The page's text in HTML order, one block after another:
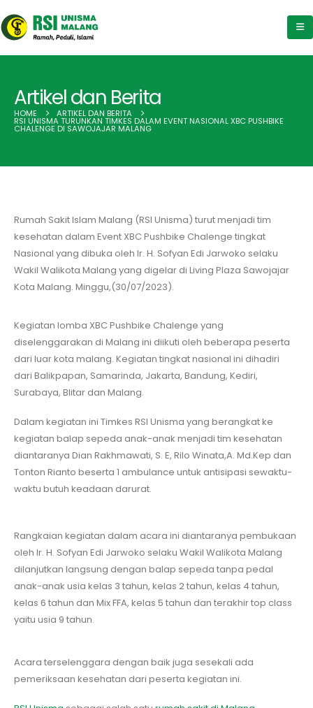
Artikel dan Berita
HOME ARTIKEL DAN BERITA
RSI UNISMA TURUNKAN TIMKES DALAM EVENT NASIONAL XBC PUSHBIKE
CHALENGE DI SAWOJAJAR MALANG
Rumah Sakit Islam Malang (RSI Unisma) turut menjadi tim
kesehatan dalam Event XBC Pushbike Chalenge tingkat
Nasional yang dibuka oleh Ir. H. Sofyan Edi Jarwoko selaku
Wakil Walikota Malang yang digelar di Living Plaza Sawojajar
Kota Malang. Minggu,(30/07/2023).
Kegiatan lomba XBC Pushbike Chalenge yang
diselenggarakan di Malang ini diikuti oleh beberapa peserta
dari luar kota malang. Kegiatan tingkat nasional ini dihadiri
dari Balikpapan, Samarinda, Jakarta, Bandung, Kediri,
Surabaya, Blitar dan Malang.
Dalam kegiatan ini Timkes RSI Unisma yang berangkat ke
kegiatan balap sepeda anak-anak menjadi tim kesehatan
diantaranya Dian Rakhmawati, S. E, Rilo Winata,A. Md.Kep dan
Tonton Rianto beserta 1 ambulance untuk antisipasi sewaktu-
waktu butuh keadaan darurat.
Rangkaian kegiatan dalam acara ini diantaranya pembukaan
oleh Ir. H. Sofyan Edi Jarwoko selaku Wakil Walikota Malang
dilanjutkan langsung dengan balap sepeda tanpa pedal
anak-anak usia kelas 3 tahun, kelas 2 tahun, kelas 4 tahun,
kelas 6 tahun dan Mix FFA, kelas 5 tahun dan terakhir top class
yaitu usia 9 tahun.
Acara terselenggara dengan baik juga sesekali ada
pemeriksaan kesehatan dari peserta kegiatan ini.